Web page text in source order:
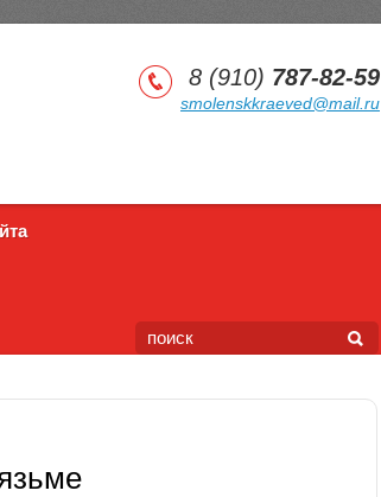
8 (910) 787-82-59
smolenskkraeved@mail.ru